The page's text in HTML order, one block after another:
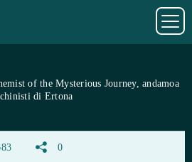
of the Mysterious Journey, andamoa
di Ertona
0